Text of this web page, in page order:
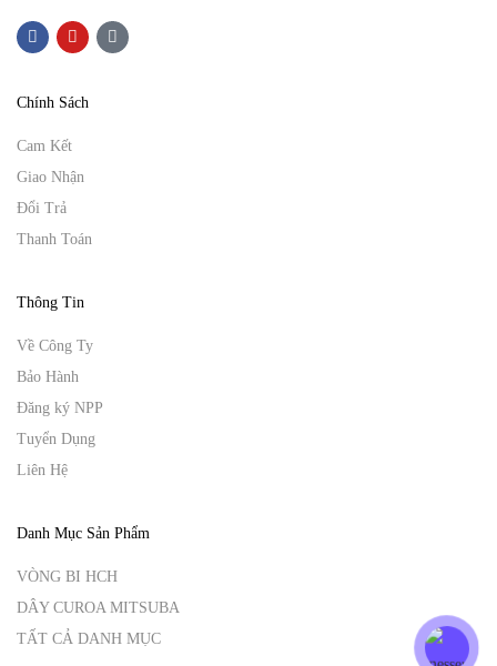
Chính Sách
Cam Kết
Giao Nhận
Đổi Trả
Thanh Toán
Thông Tin
Về Công Ty
Bảo Hành
Đăng ký NPP
Tuyển Dụng
Liên Hệ
Danh Mục Sản Phẩm
VÒNG BI HCH
DÂY CUROA MITSUBA
TẤT CẢ DANH MỤC